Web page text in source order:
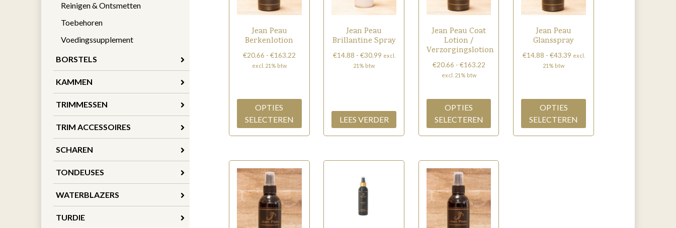
Reinigen & Ontsmetten
Toebehoren
Voedingssupplement
BORSTELS
KAMMEN
TRIMMESSEN
TRIM ACCESSOIRES
SCHAREN
TONDEUSES
WATERBLAZERS
TURDIE
Jean Peau
Berkenlotion
€20.66 - €163.22Prijsklasse:
excl. 21% btw
OPTIES
SELECTEREN
heeft
meerdere
variaties.
Deze
kan
gekozen
worden
op
de
productpagina
Jean Peau
Brillantine Spray
€14.88 - €30.99Prijsklasse:
excl.
21% btw
LEES VERDER
Jean Peau Coat
Lotion /
Verzorgingslotion
€20.66 - €163.22Prijsklasse:
excl. 21% btw
OPTIES
SELECTEREN
product
heeft
meerdere
variaties.
optie
kan
gekozen
worden
op
de
Jean Peau
Glansspray
€14.88 - €43.39Prijsklasse:
excl.
21% btw
OPTIES
SELECTEREN
heeft
meerdere
variaties.
Deze